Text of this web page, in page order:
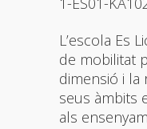
L’escola Es
de mobilitat
dimensió i la
seus àmbits
als